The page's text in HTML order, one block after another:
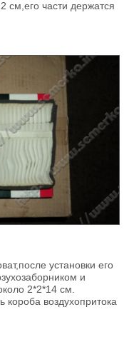
см,его части держатся
установки его
и
2*2*14 см.
короба воздухопритока